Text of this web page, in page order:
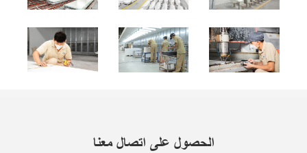
الحصول على اتصال معنا